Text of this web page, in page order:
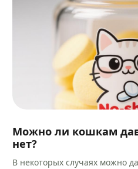
Можно ли кошкам
нет?
В некоторых случаях можно